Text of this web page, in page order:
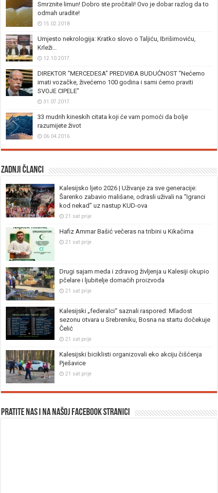
Smrznite limun! Dobro ste pročitali! Ovo je dobar razlog da to
odmah uradite!
15.02.2018.
Umjesto nekrologija: Kratko slovo o Taljiću, Ibrišimoviću,
Krleži…
12.10.2017.
DIREKTOR “MERCEDESA” PREDVIĐA BUDUĆNOST “Nećemo
imati vozačke, živećemo 100 godina i sami ćemo praviti
SVOJE CIPELE”
31.07.2017.
33 mudrih kineskih citata koji će vam pomoći da bolje
razumijete život
06.04.2016.
Zadnji članci
Kalesijsko ljeto 2026 | Uživanje za sve generacije:
Šarenko zabavio mališane, odrasli uživali na “Igranci
kod nekad” uz nastup KUD-ova
21 sat prije
Hafiz Ammar Bašić večeras na tribini u Kikačima
21 sat prije
Drugi sajam meda i zdravog življenja u Kalesiji okupio
pčelare i ljubitelje domaćih proizvoda
21 sat prije
Kalesijski „federalci“ saznali raspored: Mladost
sezonu otvara u Srebreniku, Bosna na startu dočekuje
Čelić
21 sat prije
Kalesijski biciklisti organizovali eko akciju čišćenja
Pješavice
21 sat prije
Pratite nas i na našoj facebook stranici